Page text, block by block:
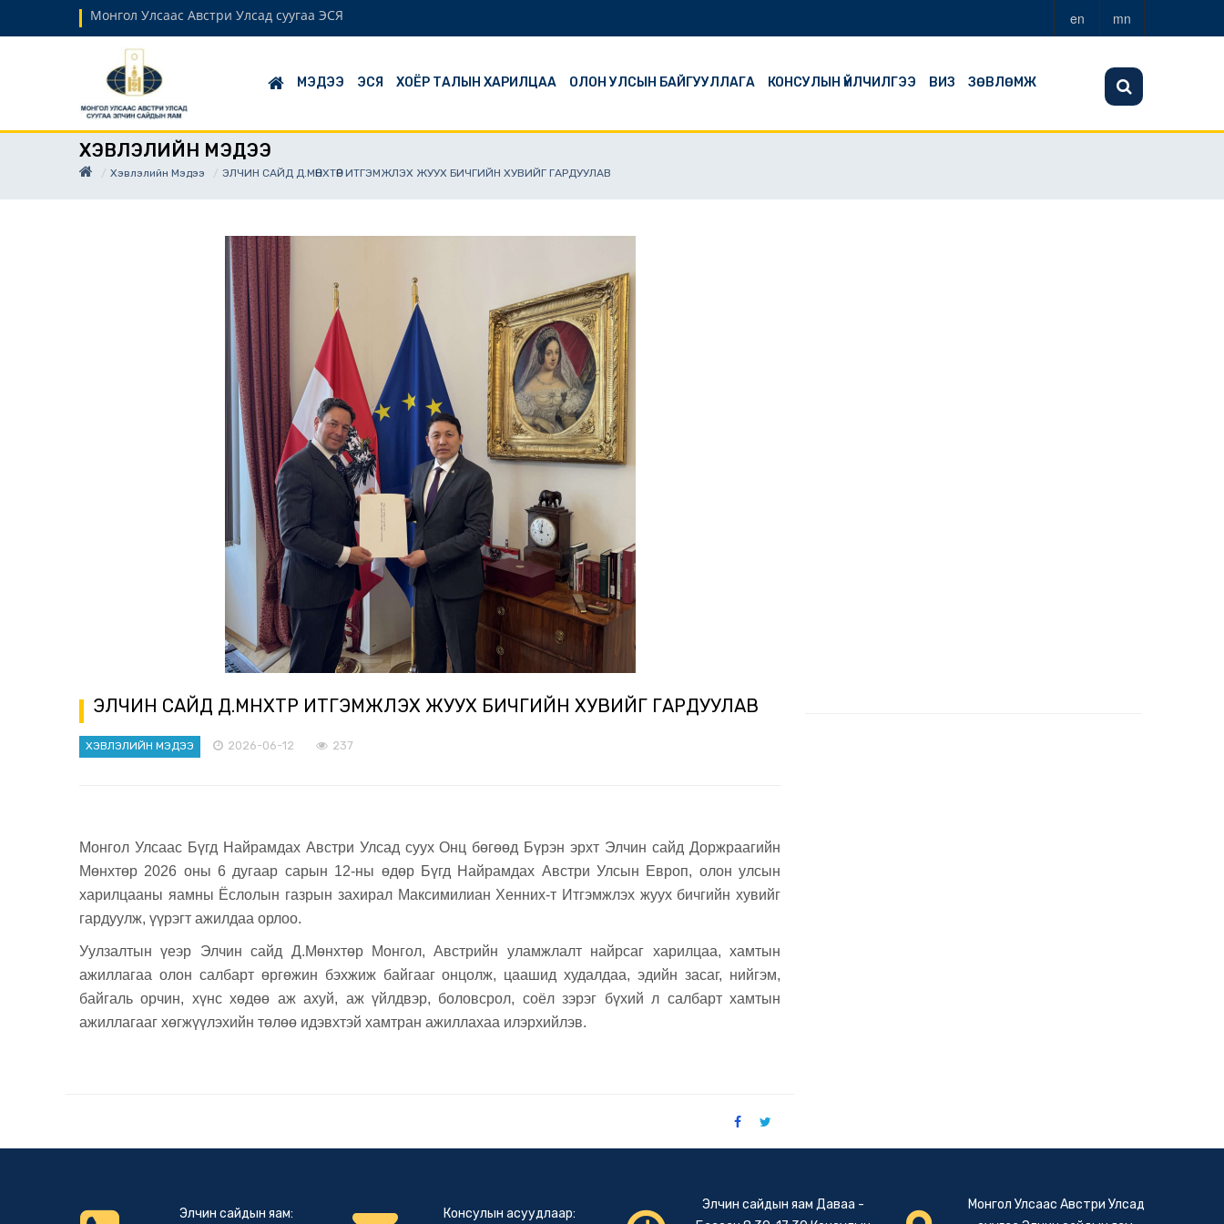
Монгол Улсаас Австри Улсад суугаа ЭСЯ en mn
МЭДЭЭ ЭСЯ ХОЁР ТАЛЫН ХАРИЛЦАА ОЛОН УЛСЫН БАЙГУУЛЛАГА КОНСУЛЫН ҮЙЛЧИЛГЭЭ ВИЗ ЗӨВЛӨМЖ
ХЭВЛЭЛИЙН МЭДЭЭ
Хэвлэлийн Мэдээ ЭЛЧИН САЙД Д.МӨНХТӨР ИТГЭМЖЛЭХ ЖУУХ БИЧГИЙН ХУВИЙГ ГАРДУУЛАВ
ЭЛЧИН САЙД Д.МӨНХТӨР ИТГЭМЖЛЭХ ЖУУХ БИЧГИЙН ХУВИЙГ ГАРДУУЛАВ
ХЭВЛЭЛИЙН МЭДЭЭ 2026-06-12 237
Монгол Улсаас Бүгд Найрамдах Австри Улсад суух Онц бөгөөд Бүрэн эрхт Элчин сайд Доржраагийн
Мөнхтөр 2026 оны 6 дугаар сарын 12-ны өдөр Бүгд Найрамдах Австри Улсын Европ, олон улсын
харилцааны яамны Ёслолын газрын захирал Максимилиан Хенних-т Итгэмжлэх жуух бичгийн хувийг
гардуулж, үүрэгт ажилдаа орлоо.
Уулзалтын үеэр Элчин сайд Д.Мөнхтөр Монгол, Австрийн уламжлалт найрсаг харилцаа, хамтын
ажиллагаа олон салбарт өргөжин бэхжиж байгааг онцолж, цаашид худалдаа, эдийн засаг, нийгэм,
байгаль орчин, хүнс хөдөө аж ахуй, аж үйлдвэр, боловсрол, соёл зэрэг бүхий л салбарт хамтын
ажиллагааг хөгжүүлэхийн төлөө идэвхтэй хамтран ажиллахаа илэрхийлэв.
Элчин сайдын яам: Консулын асуудлаар:
Элчин сайдын яам Даваа -
Монгол Улсаас Австри Улсад